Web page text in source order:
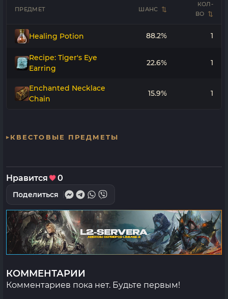
ПРЕДМЕТ ШАНС
КОЛ-
ВО
Healing Potion 88.2% 1
Recipe: Tiger's Eye
Earring
22.6% 1
Enchanted Necklace
Chain
15.9% 1
КВЕСТОВЫЕ ПРЕДМЕТЫ
Нравится 0
Поделиться
КОММЕНТАРИИ
Комментариев пока нет. Будьте первым!